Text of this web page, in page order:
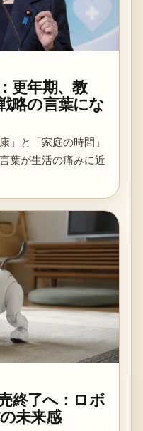
更年期、教
略の言葉にな
」と「家庭の時間」
葉が生活の痛みに近
終了へ：ロボ
未来感